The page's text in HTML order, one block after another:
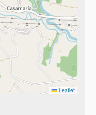
Leaflet